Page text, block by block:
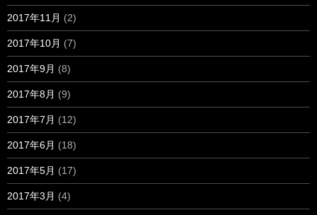
2017年11月 (2)
2017年10月 (7)
2017年9月 (8)
2017年8月 (9)
2017年7月 (12)
2017年6月 (18)
2017年5月 (17)
2017年3月 (4)